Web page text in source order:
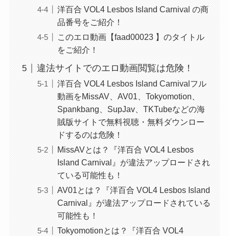
洋百合 VOL4 Lesbos Island Carnival の商
品番号をご紹介！
このエロ動画【faad00023 】のタイトル
をご紹介！
違法サイトでのエロ動画閲覧は危険！
洋百合 VOL4 Lesbos Island Carnivalフル
動画をMissAV、AV01、Tokyomotion、
Spankbang、SupJav、TKTubeなどの海
賊版サイトで無料視聴・無料ダウンロー
ドするのは危険！
MissAVとは？『洋百合 VOL4 Lesbos
Island Carnival』が違法アップロードされ
ている可能性も！
AV01とは？『洋百合 VOL4 Lesbos Island
Carnival』が違法アップロードされている
可能性も！
Tokyomotionとは？『洋百合 VOL4